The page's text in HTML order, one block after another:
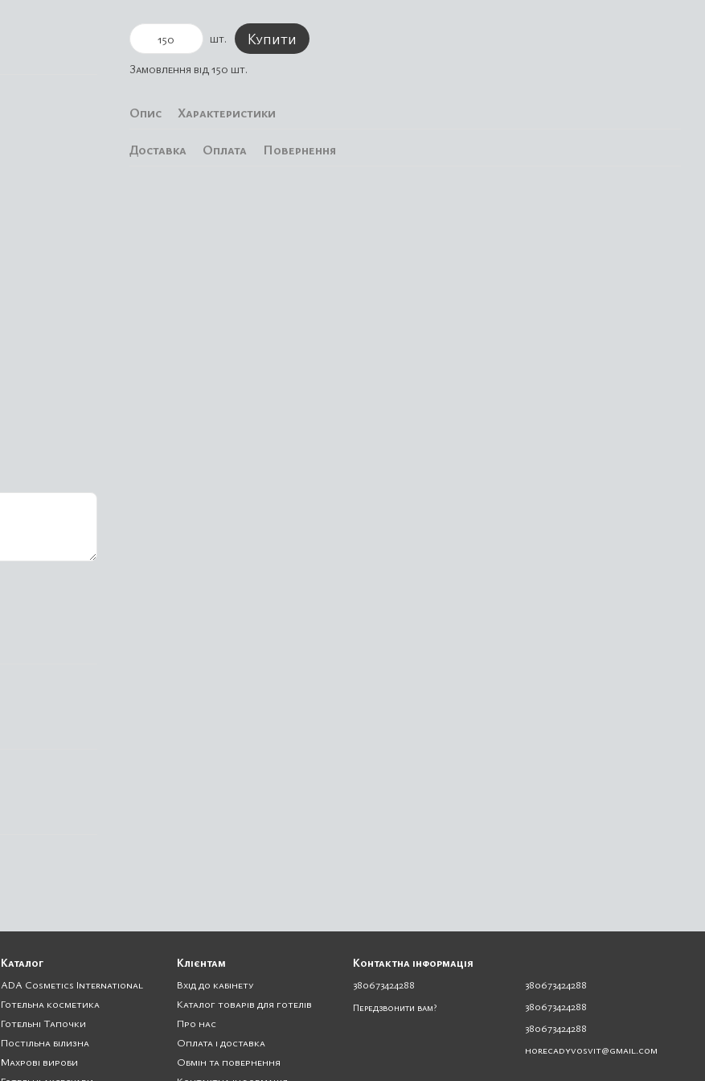
шт. Купити
Замовлення від 150 шт.
Опис Характеристики
Доставка Оплата Повернення
Каталог
ADA Cosmetics International
Готельна косметика
Готельні Тапочки
Постільна білизна
Махрові вироби
Клієнтам
Вхід до кабінету
Каталог товарів для готелів
Про нас
Оплата і доставка
Обмін та повернення
Контактна інформація
380673424288
Передзвонити вам?
380673424288
380673424288
380673424288
horecadyvosvit@gmail.com